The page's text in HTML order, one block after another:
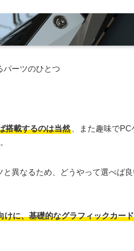
パーツのひとつ
搭載するのは当然
、また趣味で
異なるため、どうやって選べば
けに、基礎的なグラフィックカー